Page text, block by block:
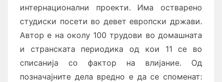
интернационални проекти. Има остварено
студиски посети во девет европски држави.
Автор е на околу 100 трудови во домашната
и странската периодика од кои 11 се во
списанија со фактор на влијание. Од
позначајните дела вредно е да се споменат: